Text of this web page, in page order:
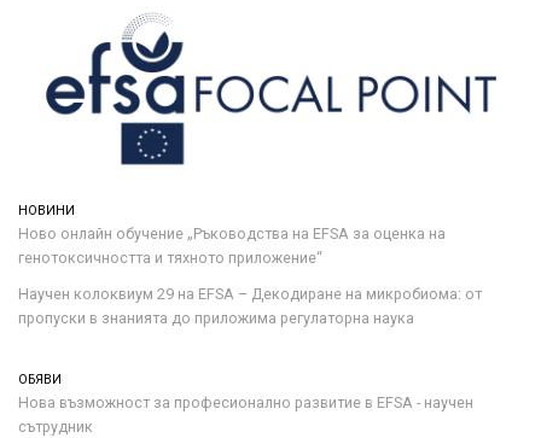
НОВИНИ
Ново онлайн обучение „Ръководства на ЕFSA за оценка на
генотоксичността и тяхното приложение“
Научен колоквиум 29 на EFSA – Декодиране на микробиома: от
пропуски в знанията до приложима регулаторна наука
ОБЯВИ
Нова възможност за професионално развитие в EFSA - научен
сътрудник